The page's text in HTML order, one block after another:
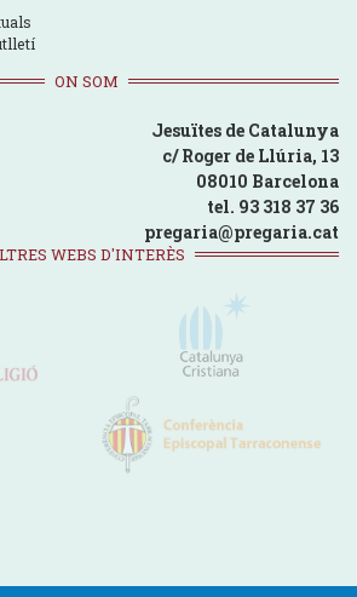
ON SOM
Jesuïtes de Catalunya
c/ Roger de Llúria, 13
08010 Barcelona
tel. 93 318 37 36
pregaria@pregaria.cat
WEBS D'INTERÈS